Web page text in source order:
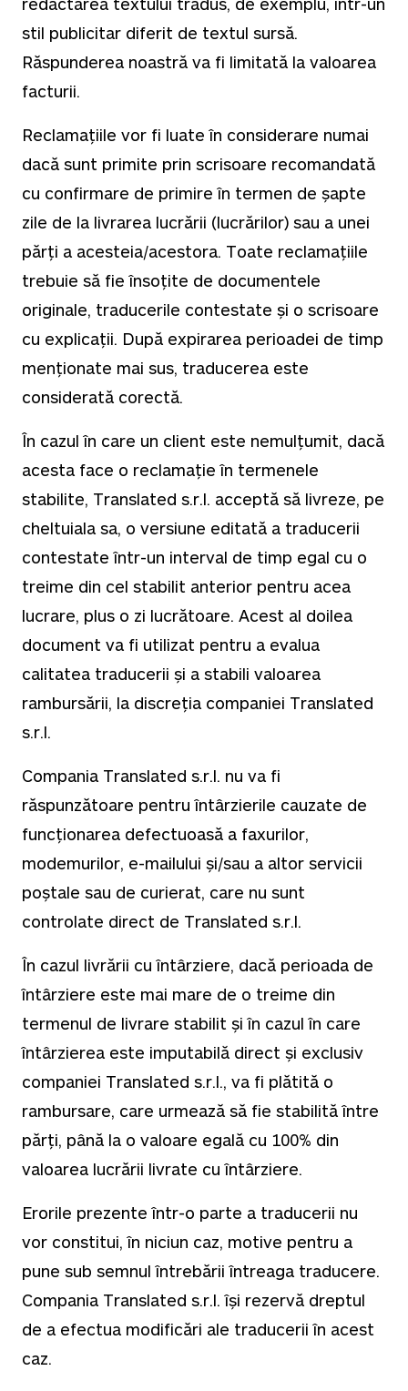
stil publicitar diferit de textul sursă.
Răspunderea noastră va fi limitată la valoarea
facturii.
Reclamațiile vor fi luate în considerare numai
dacă sunt primite prin scrisoare recomandată
cu confirmare de primire în termen de șapte
zile de la livrarea lucrării (lucrărilor) sau a unei
părți a acesteia/acestora. Toate reclamațiile
trebuie să fie însoțite de documentele
originale, traducerile contestate și o scrisoare
cu explicații. După expirarea perioadei de timp
menționate mai sus, traducerea este
considerată corectă.
În cazul în care un client este nemulțumit, dacă
acesta face o reclamație în termenele
stabilite, Translated s.r.l. acceptă să livreze, pe
cheltuiala sa, o versiune editată a traducerii
contestate într-un interval de timp egal cu o
treime din cel stabilit anterior pentru acea
lucrare, plus o zi lucrătoare. Acest al doilea
document va fi utilizat pentru a evalua
calitatea traducerii și a stabili valoarea
rambursării, la discreția companiei Translated
s.r.l.
Compania Translated s.r.l. nu va fi
răspunzătoare pentru întârzierile cauzate de
funcționarea defectuoasă a faxurilor,
modemurilor, e-mailului și/sau a altor servicii
poștale sau de curierat, care nu sunt
controlate direct de Translated s.r.l.
În cazul livrării cu întârziere, dacă perioada de
întârziere este mai mare de o treime din
termenul de livrare stabilit și în cazul în care
întârzierea este imputabilă direct și exclusiv
companiei Translated s.r.l., va fi plătită o
rambursare, care urmează să fie stabilită între
părți, până la o valoare egală cu 100% din
valoarea lucrării livrate cu întârziere.
Erorile prezente într-o parte a traducerii nu
vor constitui, în niciun caz, motive pentru a
pune sub semnul întrebării întreaga traducere.
Compania Translated s.r.l. își rezervă dreptul
de a efectua modificări ale traducerii în acest
caz.